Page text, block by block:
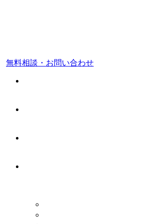
無料相談・お問い合わせ